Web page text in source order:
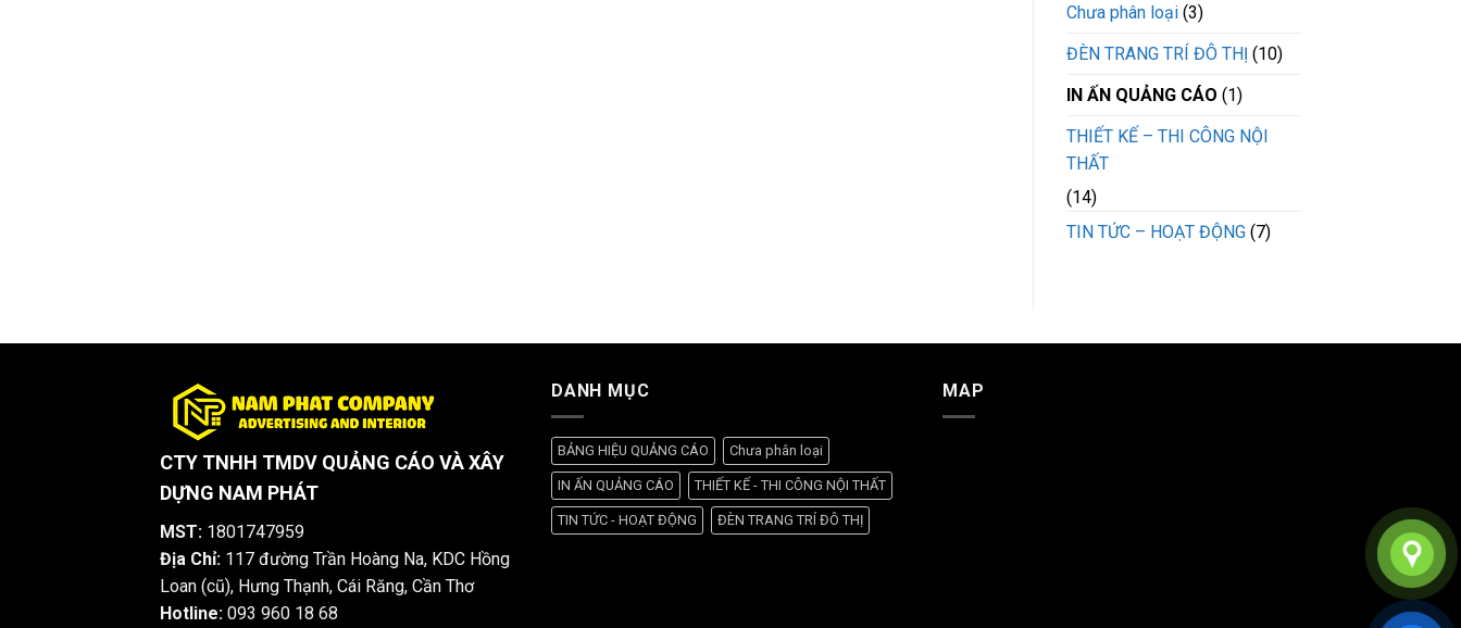
Chưa phân loại(3)
ĐÈN TRANG TRÍ ĐÔ THỊ (10)
IN ẤN QUẢNG CÁO (1)
THIẾT KẾ – THI CÔNG NỘI
THẤT
(14)
TIN TỨC – HOẠT ĐỘNG(7)
CTY TNHH TMDV QUẢNG CÁO VÀ XÂY
DỰNG NAM PHÁT
MST: 1801747959
Địa Chỉ: 117 đường Trần Hoàng Na, KDC Hồng
Loan (cũ), Hưng Thạnh, Cái Răng, Cần Thơ
Hotline: 093 960 18 68
DANH MỤC
BẢNG HIỆU QUẢNG CÁO Chưa phân loại
IN ẤN QUẢNG CÁO THIẾT KẾ - THI CÔNG NỘI THẤT
TIN TỨC - HOẠT ĐỘNG ĐÈN TRANG TRÍ ĐÔ THỊ
MAP